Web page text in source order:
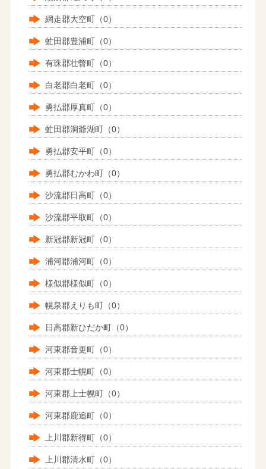
網走郡大空町（0）
虻田郡豊浦町（0）
有珠郡壮瞥町（0）
白老郡白老町（0）
勇払郡厚真町（0）
虻田郡洞爺湖町（0）
勇払郡安平町（0）
勇払郡むかわ町（0）
沙流郡日高町（0）
沙流郡平取町（0）
新冠郡新冠町（0）
浦河郡浦河町（0）
様似郡様似町（0）
幌泉郡えりも町（0）
日高郡新ひだか町（0）
河東郡音更町（0）
河東郡士幌町（0）
河東郡上士幌町（0）
河東郡鹿追町（0）
上川郡新得町（0）
上川郡清水町（0）